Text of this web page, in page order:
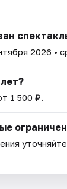
2026 •
1 500 ₽.